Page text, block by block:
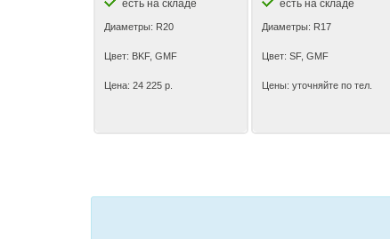
есть на складе
Диаметры: R20
Цвет: BKF, GMF
Цена: 24 225 р.
есть на складе
Диаметры: R17
Цвет: SF, GMF
Цены: уточняйте по тел.